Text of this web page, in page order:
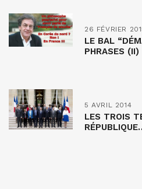
26 FÉVRIER
LE BAL
PHRASES (II)
5 AVRIL 2014
LES TROIS